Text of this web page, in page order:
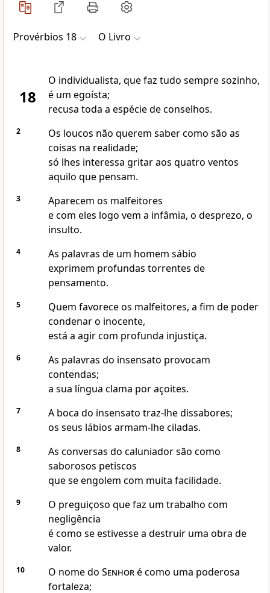
Provérbios 18 O Livro
18
O individualista, que faz tudo sempre sozinho,
é um egoísta;
recusa toda a espécie de conselhos.
2
Os loucos não querem saber como são as
coisas na realidade;
só lhes interessa gritar aos quatro ventos
aquilo que pensam.
3
Aparecem os malfeitores
e com eles logo vem a infâmia, o desprezo, o
insulto.
4
As palavras de um homem sábio
exprimem profundas torrentes de
pensamento.
5
Quem favorece os malfeitores, a fim de poder
condenar o inocente,
está a agir com profunda injustiça.
6
As palavras do insensato provocam
contendas;
a sua língua clama por açoites.
7
A boca do insensato traz-lhe dissabores;
os seus lábios armam-lhe ciladas.
8
As conversas do caluniador são como
saborosos petiscos
que se engolem com muita facilidade.
9
O preguiçoso que faz um trabalho com
negligência
é como se estivesse a destruir uma obra de
valor.
10 O nome do Senhoré como uma poderosa
fortaleza;